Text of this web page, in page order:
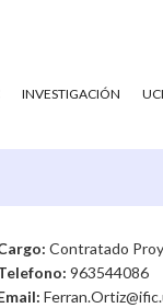
INVESTIGACIÓN
Contratado
963544086